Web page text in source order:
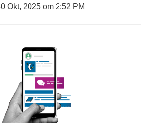
Okt, 2025 om 2:52 PM